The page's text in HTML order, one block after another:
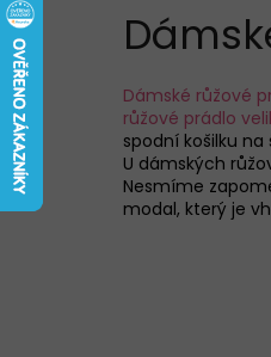
Dámské růžové
růžové prádlo
spodní košilku
U dámských
Nesmíme
modal, který je